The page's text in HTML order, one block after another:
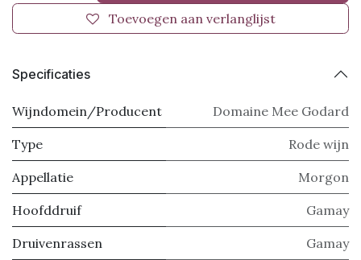
Toevoegen aan verlanglijst
Specificaties
Wijndomein/Producent Domaine Mee Godard
Type Rode wijn
Appellatie Morgon
Hoofddruif Gamay
Druivenrassen Gamay